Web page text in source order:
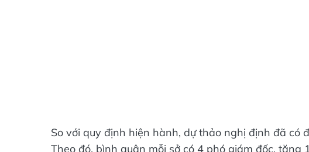
So với quy định hiện hành, dự thảo nghị định đã có
Theo đó, bình quân mỗi sở có 4 phó giám đốc, tăng